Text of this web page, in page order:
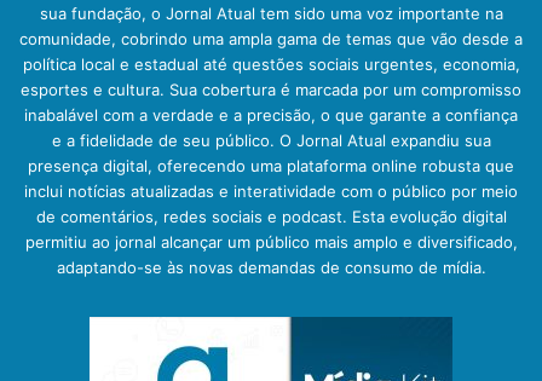
sua fundação, o Jornal Atual tem sido uma voz importante na
comunidade, cobrindo uma ampla gama de temas que vão desde a
política local e estadual até questões sociais urgentes, economia,
esportes e cultura. Sua cobertura é marcada por um compromisso
inabalável com a verdade e a precisão, o que garante a confiança
e a fidelidade de seu público. O Jornal Atual expandiu sua
presença digital, oferecendo uma plataforma online robusta que
inclui notícias atualizadas e interatividade com o público por meio
de comentários, redes sociais e podcast. Esta evolução digital
permitiu ao jornal alcançar um público mais amplo e diversificado,
adaptando-se às novas demandas de consumo de mídia.